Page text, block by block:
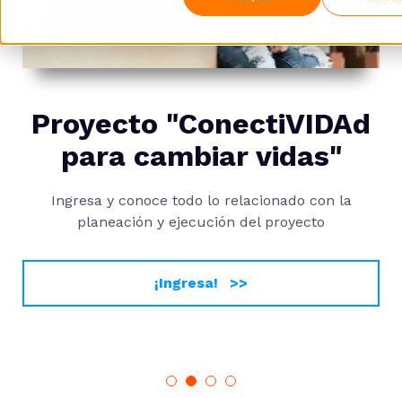
Proyecto "ConectiVIDAd
para cambiar vidas"
Ingresa y conoce todo lo relacionado con la
planeación y ejecución del proyecto
¡Ingresa! >>